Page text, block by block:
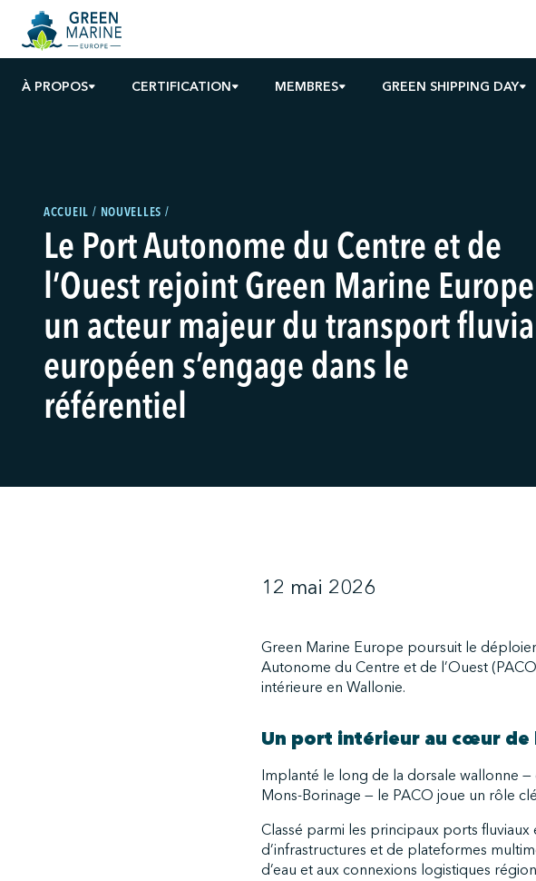
À PROPOS CERTIFICATION MEMBRES GREEN SHIPPING DAY
ACCUEIL NOUVELLES
Le Port Autonome du Centre et de
l’Ouest rejoint Green Marine
un acteur majeur du transport
européen s’engage dans le
référentiel
12 mai 2026
Green Marine Europe poursuit le
Autonome du Centre et de l’Ouest
intérieure en Wallonie.
Un port intérieur au cœur
Implanté le long de la dorsale wallonne
Mons-Borinage — le PACO joue un rôle
Classé parmi les principaux ports
d’infrastructures et de plateformes
d’eau et aux connexions logistiques